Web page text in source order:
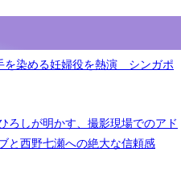
を染める妊婦役を熱演 シンガポ
ろしが明かす、撮影現場でのアド
と西野七瀬への絶大な信頼感